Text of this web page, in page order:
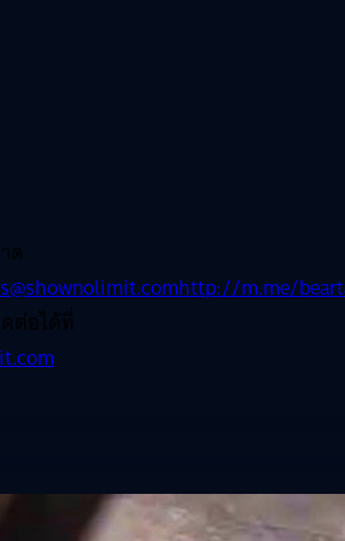
ด
http://m.me/
ต่อได้ที่